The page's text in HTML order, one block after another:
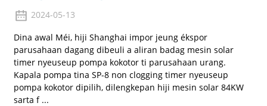
2024-05-13
Dina awal Méi, hiji Shanghai impor jeung ékspor
parusahaan dagang dibeuli a aliran badag mesin solar
timer nyeuseup pompa kokotor ti parusahaan urang.
Kapala pompa tina SP-8 non clogging timer nyeuseup
pompa kokotor dipilih, dilengkepan hiji mesin solar 84KW
sarta f ...